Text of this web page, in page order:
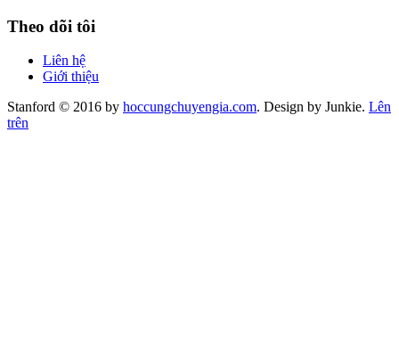
Theo dõi tôi
Liên hệ
Giới thiệu
Stanford © 2016 by hoccungchuyengia.com. Design by Junkie. Lên
trên